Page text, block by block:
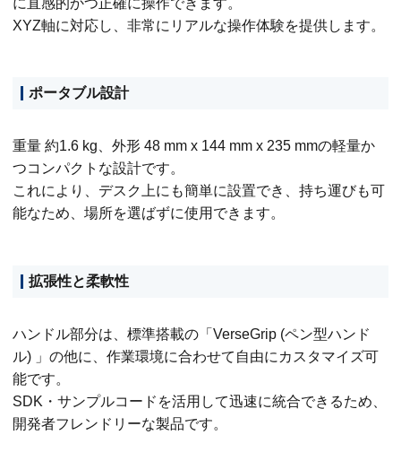
XYZ軸に対応し、非常にリアルな操作体験を提供します。
ポータブル設計
重量 約1.6 kg、外形 48 mm x 144 mm x 235 mmの軽量か
つコンパクトな設計です。
これにより、デスク上にも簡単に設置でき、持ち運びも可
能なため、場所を選ばずに使用できます。
拡張性と柔軟性
ハンドル部分は、標準搭載の「VerseGrip (ペン型ハンド
ル) 」の他に、作業環境に合わせて自由にカスタマイズ可
能です。
SDK・サンプルコードを活用して迅速に統合できるため、
開発者フレンドリーな製品です。